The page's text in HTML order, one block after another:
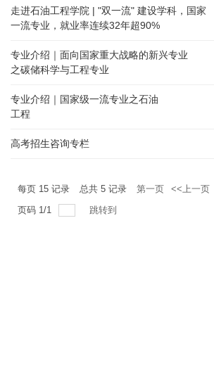
走进石油工程学院 | "双一流" 建设学科，国家
一流专业，就业率连续32年超90%
专业介绍｜面向国家重大战略的新兴专业
之碳储科学与工程专业
专业介绍｜国家级一流专业之石油
工程
高考招生咨询专栏
每页 15 记录 总共 5 记录 第一页 <<上一页
页码 1/1 跳转到